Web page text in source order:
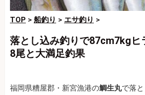
TOP > 船釣り > エサ釣り >
落とし込み釣りで87cm7kgヒ
8尾と大満足釣果
福岡県糟屋郡・新宮漁港の鯛生丸で落